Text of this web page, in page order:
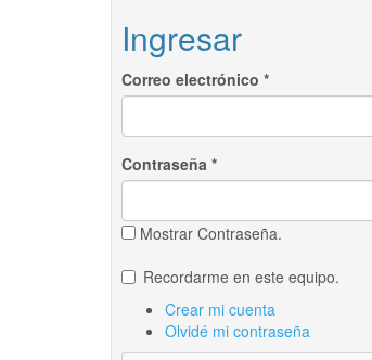
Ingresar
Correo electrónico *
Contraseña *
Mostrar Contraseña.
Recordarme en este equipo.
Crear mi cuenta
Olvidé mi contraseña